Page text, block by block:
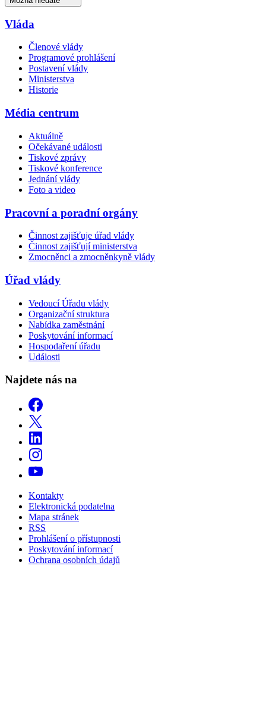
Vláda
Členové vlády
Programové prohlášení
Postavení vlády
Ministerstva
Historie
Média centrum
Aktuálně
Očekávané události
Tiskové zprávy
Tiskové konference
Jednání vlády
Foto a video
Pracovní a poradní orgány
Činnost zajišťuje úřad vlády
Činnost zajišťují ministerstva
Zmocněnci a zmocněnkyně vlády
Úřad vlády
Vedoucí Úřadu vlády
Organizační struktura
Nabídka zaměstnání
Poskytování informací
Hospodaření úřadu
Události
Najdete nás na
Kontakty
Elektronická podatelna
Mapa stránek
RSS
Prohlášení o přístupnosti
Poskytování informací
Ochrana osobních údajů